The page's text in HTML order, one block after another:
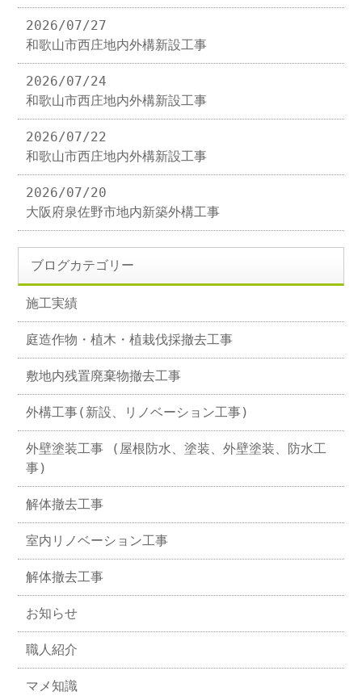
2026/07/27
和歌山市西庄地内外構新設工事
2026/07/24
和歌山市西庄地内外構新設工事
2026/07/22
和歌山市西庄地内外構新設工事
2026/07/20
大阪府泉佐野市地内新築外構工事
ブログカテゴリー
施工実績
庭造作物・植木・植栽伐採撤去工事
敷地内残置廃棄物撤去工事
外構工事(新設、リノベーション工事)
外壁塗装工事 (屋根防水、塗装、外壁塗装、防水工
事)
解体撤去工事
室内リノベーション工事
解体撤去工事
お知らせ
職人紹介
マメ知識